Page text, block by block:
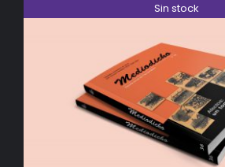
Sin stock
DETALLES